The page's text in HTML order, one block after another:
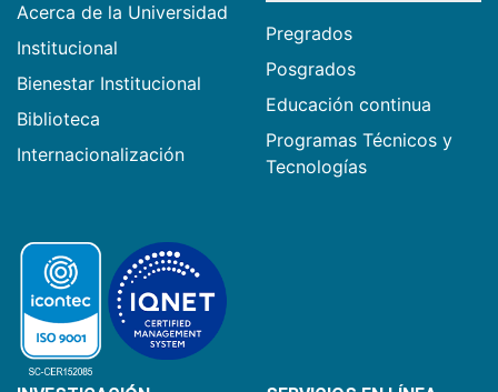
Acerca de la Universidad
Institucional
Bienestar Institucional
Biblioteca
Internacionalización
Pregrados
Posgrados
Educación continua
Programas Técnicos y
Tecnologías